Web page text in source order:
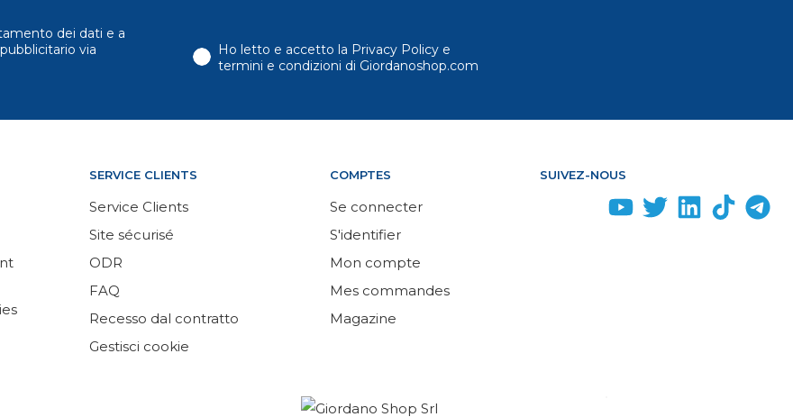
dei dati e a
via
Ho letto e accetto la Privacy Policy e
termini e condizioni di Giordanoshop.com
SERVICE CLIENTS
Service Clients
Site sécurisé
ODR
FAQ
Recesso dal contratto
Gestisci cookie
COMPTES
Se connecter
S'identifier
Mon compte
Mes commandes
Magazine
SUIVEZ-NOUS